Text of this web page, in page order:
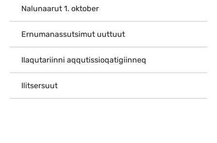
Nalunaarut 1. oktober
Ernumanassutsimut uuttuut
Ilaqutariinni aqqutissioqatigiinneq
Ilitsersuut